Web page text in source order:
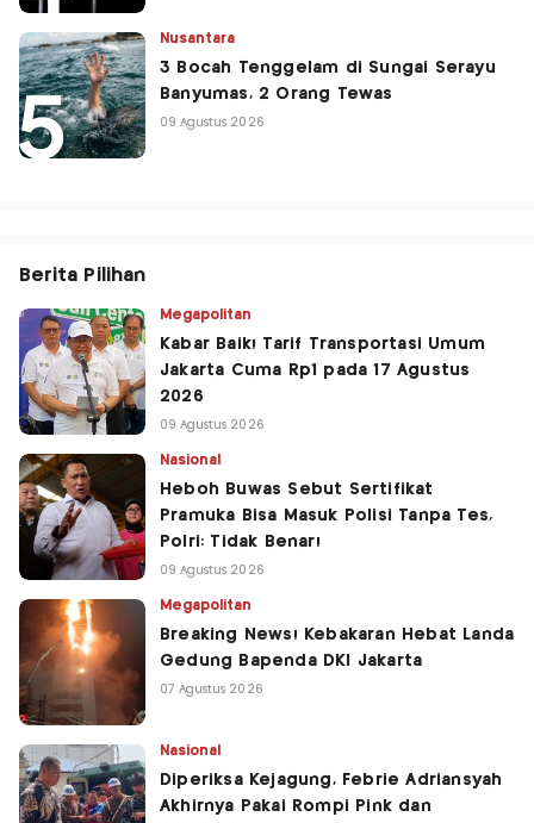
Nusantara
3 Bocah Tenggelam di Sungai Serayu
Banyumas, 2 Orang Tewas
09 Agustus 2026
Berita Pilihan
Megapolitan
Kabar Baik! Tarif Transportasi Umum
Jakarta Cuma Rp1 pada 17 Agustus
2026
09 Agustus 2026
Nasional
Heboh Buwas Sebut Sertifikat
Pramuka Bisa Masuk Polisi Tanpa Tes,
Polri: Tidak Benar!
09 Agustus 2026
Megapolitan
Breaking News! Kebakaran Hebat Landa
Gedung Bapenda DKI Jakarta
07 Agustus 2026
Nasional
Diperiksa Kejagung, Febrie Adriansyah
Akhirnya Pakai Rompi Pink dan